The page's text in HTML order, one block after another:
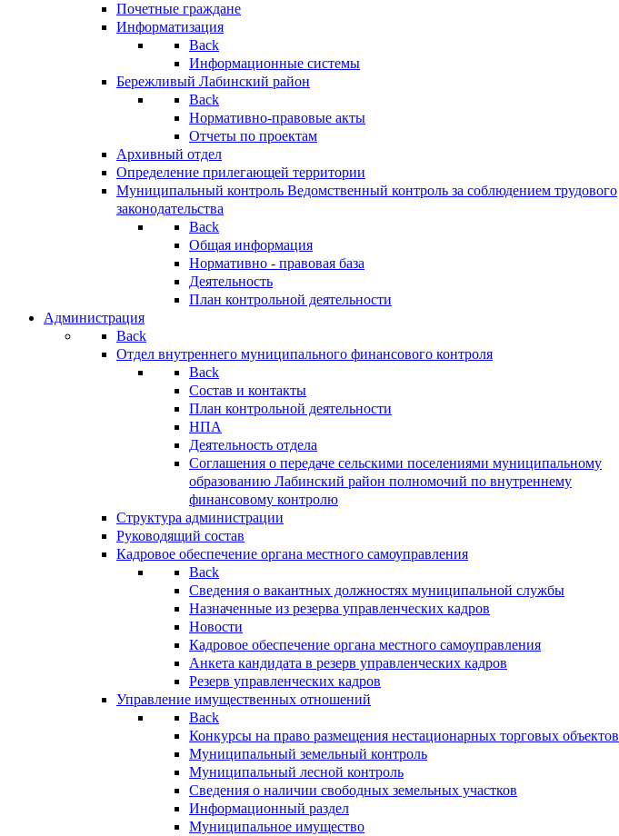
Почетные граждане
Информатизация
Back
Информационные системы
Бережливый Лабинский район
Back
Нормативно-правовые акты
Отчеты по проектам
Архивный отдел
Определение прилегающей территории
Муниципальный контроль Ведомственный контроль за соблюдением трудового
законодательства
Back
Общая информация
Нормативно - правовая база
Деятельность
План контрольной деятельности
Администрация
Back
Отдел внутреннего муниципального финансового контроля
Back
Состав и контакты
План контрольной деятельности
НПА
Деятельность отдела
Соглашения о передаче сельскими поселениями муниципальному
образованию Лабинский район полномочий по внутреннему
финансовому контролю
Структура администрации
Руководящий состав
Кадровое обеспечение органа местного самоуправления
Back
Сведения о вакантных должностях муниципальной службы
Назначенные из резерва управленческих кадров
Новости
Кадровое обеспечение органа местного самоуправления
Анкета кандидата в резерв управленческих кадров
Резерв управленческих кадров
Управление имущественных отношений
Back
Конкурсы на право размещения нестационарных торговых объектов
Муниципальный земельный контроль
Муниципальный лесной контроль
Сведения о наличии свободных земельных участков
Информационный раздел
Муниципальное имущество